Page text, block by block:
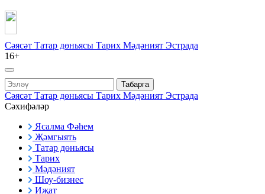
Сәясәт Татар дөньясы Тарих Мәдәният Эстрада
16+
Табарга
Сәясәт Татар дөньясы Тарих Мәдәният Эстрада
Сәхифәләр
Ясалма Фәһем
Җәмгыять
Татар дөньясы
Тарих
Мәдәният
Шоу-бизнес
Иҗат